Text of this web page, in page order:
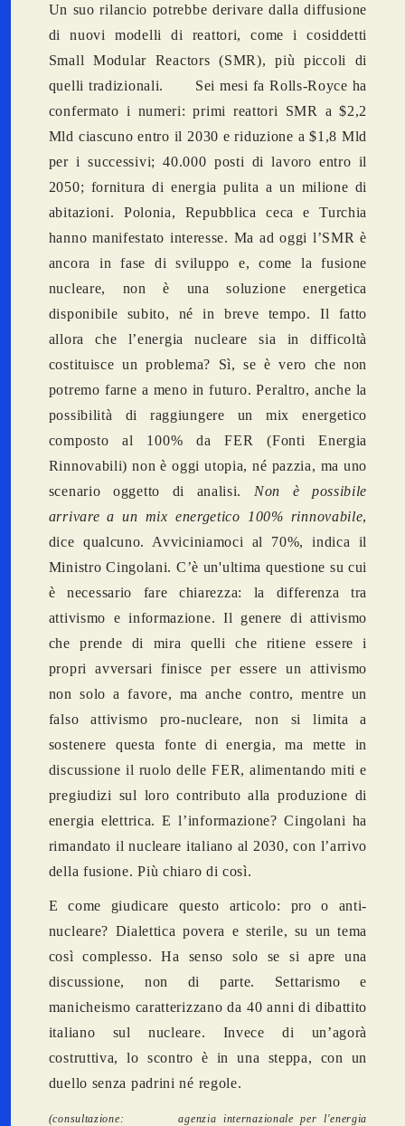
Un suo rilancio potrebbe derivare dalla diffusione
di nuovi modelli di reattori, come i cosiddetti
Small Modular Reactors (SMR), più piccoli di
quelli tradizionali. Sei mesi fa Rolls-Royce ha
confermato i numeri: primi reattori SMR a $2,2
Mld ciascuno entro il 2030 e riduzione a $1,8 Mld
per i successivi; 40.000 posti di lavoro entro il
2050; fornitura di energia pulita a un milione di
abitazioni. Polonia, Repubblica ceca e Turchia
hanno manifestato interesse. Ma ad oggi l’SMR è
ancora in fase di sviluppo e, come la fusione
nucleare, non è una soluzione energetica
disponibile subito, né in breve tempo. Il fatto
allora che l’energia nucleare sia in difficoltà
costituisce un problema? Sì, se è vero che non
potremo farne a meno in futuro. Peraltro, anche la
possibilità di raggiungere un mix energetico
composto al 100% da FER (Fonti Energia
Rinnovabili) non è oggi utopia, né pazzia, ma uno
scenario oggetto di analisi. Non è possibile
arrivare a un mix energetico 100% rinnovabile,
dice qualcuno. Avviciniamoci al 70%, indica il
Ministro Cingolani. C’è un'ultima questione su cui
è necessario fare chiarezza: la differenza tra
attivismo e informazione. Il genere di attivismo
che prende di mira quelli che ritiene essere i
propri avversari finisce per essere un attivismo
non solo a favore, ma anche contro, mentre un
falso attivismo pro-nucleare, non si limita a
sostenere questa fonte di energia, ma mette in
discussione il ruolo delle FER, alimentando miti e
pregiudizi sul loro contributo alla produzione di
energia elettrica. E l’informazione? Cingolani ha
rimandato il nucleare italiano al 2030, con l’arrivo
della fusione. Più chiaro di così.
E come giudicare questo articolo: pro o anti-
nucleare? Dialettica povera e sterile, su un tema
così complesso. Ha senso solo se si apre una
discussione, non di parte. Settarismo e
manicheismo caratterizzano da 40 anni di dibattito
italiano sul nucleare. Invece di un’agorà
costruttiva, lo scontro è in una steppa, con un
duello senza padrini né regole.
(consultazione: agenzia internazionale per l'energia